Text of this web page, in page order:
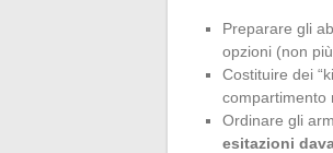
Preparare gli
opzioni (non
Costituire dei
compartimento
Ordinare gli
esitazioni